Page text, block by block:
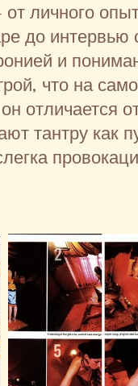
личного
до интервью
и
что на
отличается
тантру как